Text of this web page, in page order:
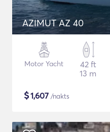
AZIMUT AZ 40
Motor Yacht
42 ft
13 m
$1,607 /nakts